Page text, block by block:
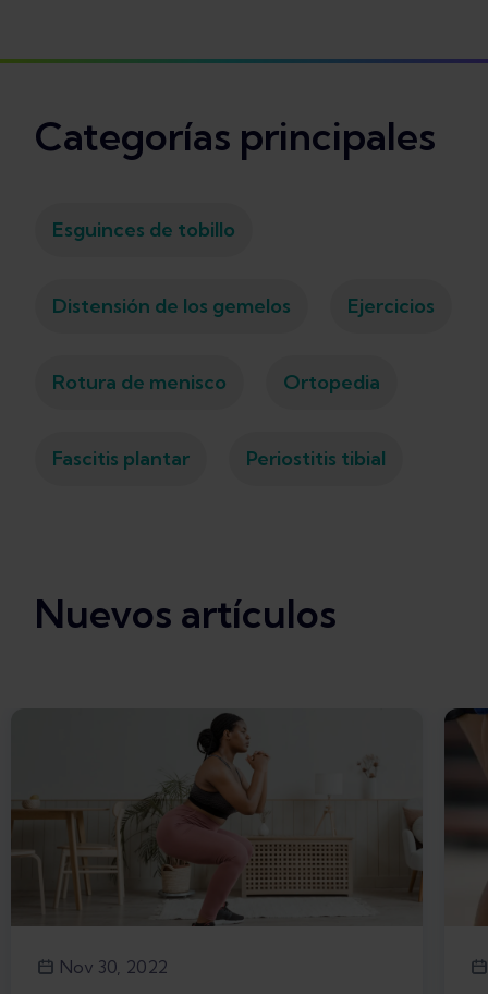
Categorías principales
Esguinces de tobillo
Distensión de los gemelos Ejercicios
Rotura de menisco Ortopedia
Fascitis plantar Periostitis tibial
Nuevos artículos
Nov 30, 2022